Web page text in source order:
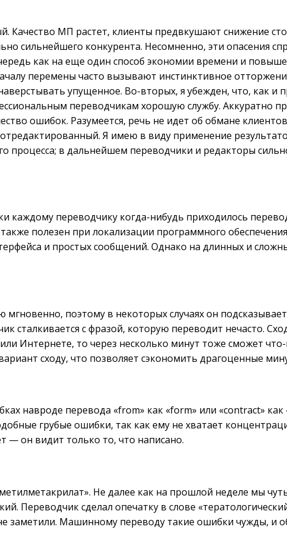
Качество МП растет, клиенты предвкушают снижение
сильнейшего конкурента. Несомненно, эти опасения
как на еще один способ экономии времени и
перемены часто вызывают инстинктивное
упущенное. Во-вторых, я убежден, что, как и
переводчикам хорошую службу. Аккуратно
ошибок. Разумеется, речь не идет об обмане
Я имею в виду применение
процесса; в дальнейшем переводчики и редакторы
каждому переводчику когда-нибудь приходилось
полезен при локализации программного
и простых сообщений. Однако на длинных и
поэтому в некоторых случаях он
сталкивается с фразой, которую переводит нечасто.
Интернете, то через несколько минут тоже сможет
сходу, что позволяет сэкономить драгоценные
навроде перевода «from» как «form» или «contract» как
грубые ошибки, так как ему не хватает
— он видит только то, что написано.
Не далее как на прошлой неделе мы
Переводчик сделал опечатку в слове
заметили. Машинному переводу такие ошибки чужды, и